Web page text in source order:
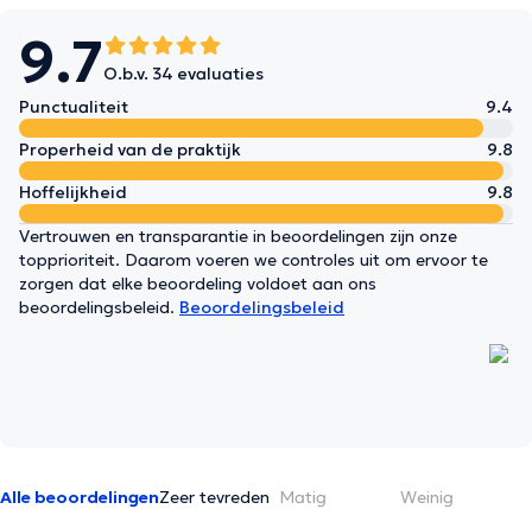
9.7O.b.v. 34 evaluaties
Punctualiteit
9.4
Properheid van de praktijk
9.8
Hoffelijkheid
9.8
Vertrouwen en transparantie in beoordelingen zijn onze
topprioriteit. Daarom voeren we controles uit om ervoor te
zorgen dat elke beoordeling voldoet aan ons
beoordelingsbeleid. Beoordelingsbeleid
Alle beoordelingenZeer tevreden Matig
Weinig